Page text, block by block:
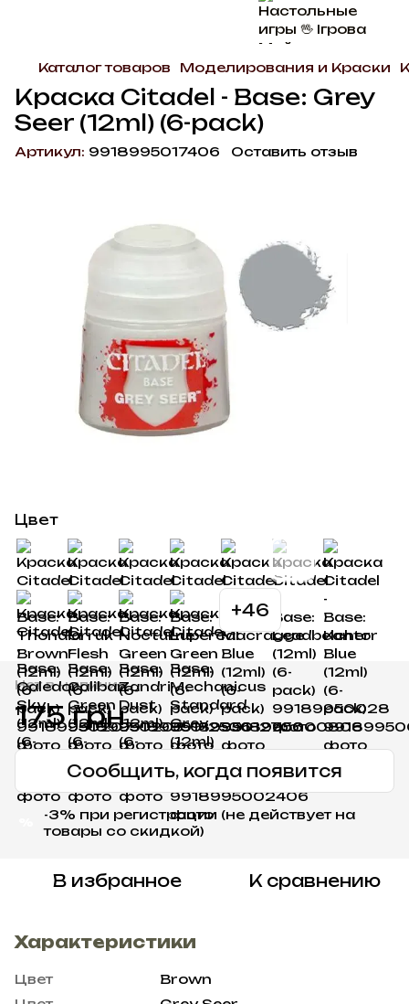
Каталог товаров Моделирования и Краски
Краска Citadel - Base: Grey
Seer (12ml) (6-pack)
Артикул: 9918995017406 Оставить отзыв
Цвет
+46
Нет в наличии
175 грн
Сообщить, когда появится
-3% при регистрации (не действует на
товары со скидкой)
В избранное К сравнению
Характеристики
Цвет
Brown